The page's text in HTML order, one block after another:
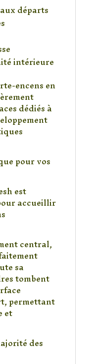
départs
intérieure
encens en
dédiés à
pour vos
est
accueillir
central,
sa
tombent
permettant
et
des